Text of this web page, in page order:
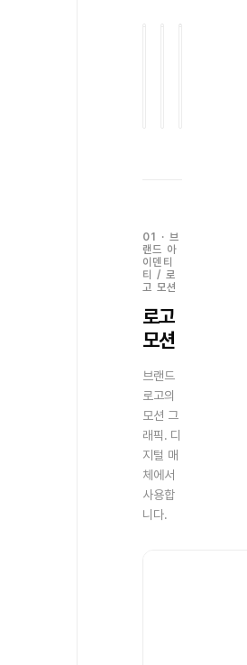
01 · 브
랜드 아
이덴티
티 / 로
고 모션
로고
모션
브랜드
로고의
모션 그
래픽. 디
지털 매
체에서
사용합
니다.